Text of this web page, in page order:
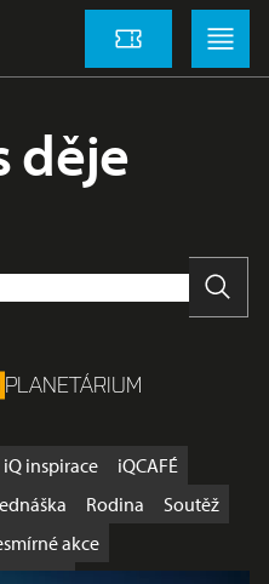
Vstupenky
Menu
děje
PLANETÁRIUM
iQ inspirace
iQCAFÉ
Rodina
Soutěž
akce